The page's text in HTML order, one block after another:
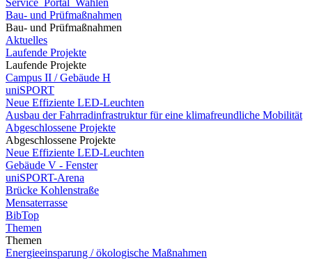
Service_Portal_Wahlen
Bau- und Prüfmaßnahmen
Bau- und Prüfmaßnahmen
Aktuelles
Laufende Projekte
Laufende Projekte
Campus II / Gebäude H
uniSPORT
Neue Effiziente LED-Leuchten
Ausbau der Fahrradinfrastruktur für eine klimafreundliche Mobilität
Abgeschlossene Projekte
Abgeschlossene Projekte
Neue Effiziente LED-Leuchten
Gebäude V - Fenster
uniSPORT-Arena
Brücke Kohlenstraße
Mensaterrasse
BibTop
Themen
Themen
Energieeinsparung / ökologische Maßnahmen